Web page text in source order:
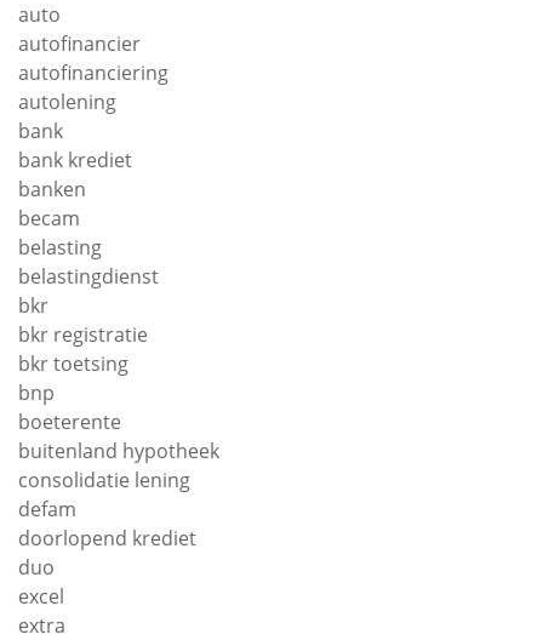
auto
autofinancier
autofinanciering
autolening
bank
bank krediet
banken
becam
belasting
belastingdienst
bkr
bkr registratie
bkr toetsing
bnp
boeterente
buitenland hypotheek
consolidatie lening
defam
doorlopend krediet
duo
excel
extra